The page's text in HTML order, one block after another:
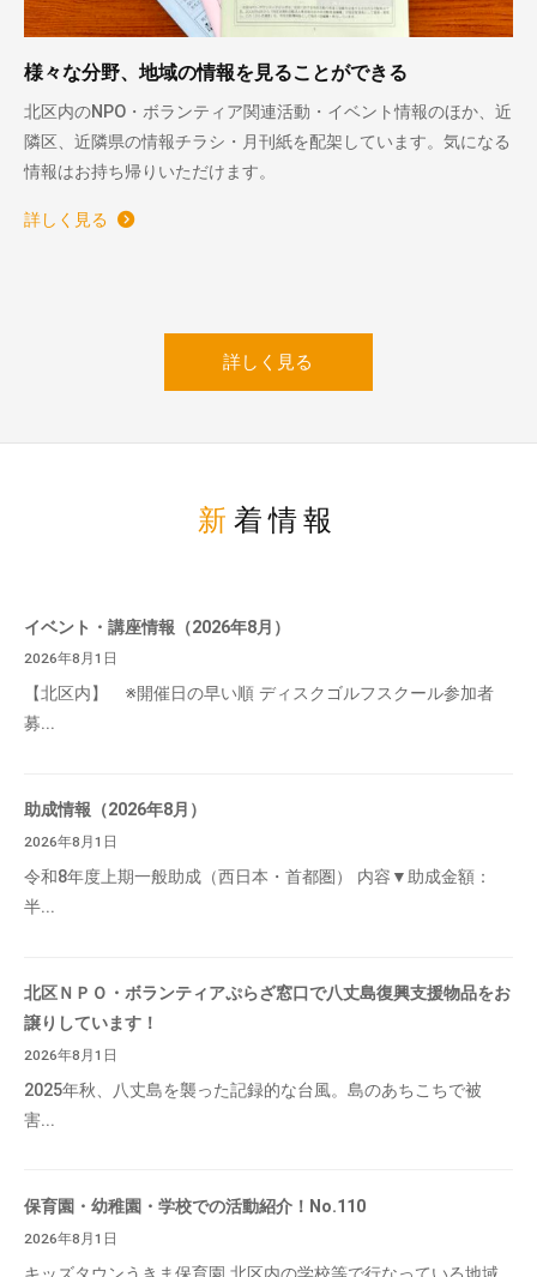
様々な分野、地域の情報を見ることができる
北区内のNPO・ボランティア関連活動・イベント情報のほか、近
隣区、近隣県の情報チラシ・月刊紙を配架しています。気になる
情報はお持ち帰りいただけます。
詳しく見る
詳しく見る
新着情報
イベント・講座情報（2026年8月）
2026年8月1日
【北区内】 ※開催日の早い順 ディスクゴルフスクール参加者
募...
助成情報（2026年8月）
2026年8月1日
令和8年度上期一般助成（西日本・首都圏） 内容▼助成金額：
半...
北区ＮＰＯ・ボランティアぷらざ窓口で八丈島復興支援物品をお
譲りしています！
2026年8月1日
2025年秋、八丈島を襲った記録的な台風。島のあちこちで被
害...
保育園・幼稚園・学校での活動紹介！No.110
2026年8月1日